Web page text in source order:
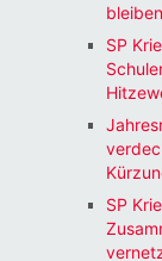
bleiben
SP
SP